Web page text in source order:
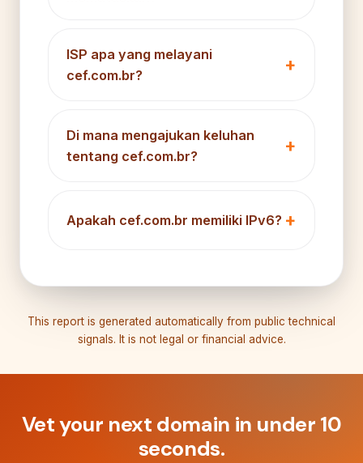
ISP apa yang melayani
cef.com.br?
Di mana mengajukan keluhan
tentang cef.com.br?
Apakah cef.com.br memiliki IPv6?
This report is generated automatically from public technical
signals. It is not legal or financial advice.
Vet your next domain in under 10
seconds.